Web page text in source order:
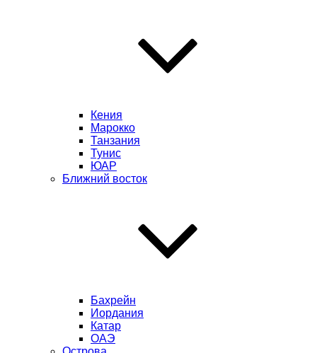
Кения
Марокко
Танзания
Тунис
ЮАР
Ближний восток
Бахрейн
Иордания
Катар
ОАЭ